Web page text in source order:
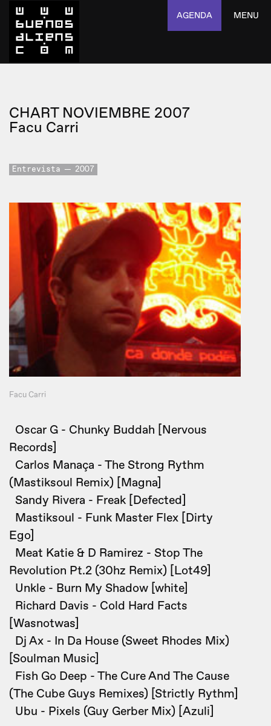
AGENDA MENU
CHART NOVIEMBRE 2007
Facu Carri
Entrevista 2007
Facu Carri
Oscar G - Chunky Buddah [Nervous
Records]
Carlos Manaça - The Strong Rythm
(Mastiksoul Remix) [Magna]
Sandy Rivera - Freak [Defected]
Mastiksoul - Funk Master Flex [Dirty
Ego]
Meat Katie & D Ramirez - Stop The
Revolution Pt.2 (30hz Remix) [Lot49]
Unkle - Burn My Shadow [white]
Richard Davis - Cold Hard Facts
[Wasnotwas]
Dj Ax - In Da House (Sweet Rhodes Mix)
[Soulman Music]
Fish Go Deep - The Cure And The Cause
(The Cube Guys Remixes) [Strictly Rythm]
Ubu - Pixels (Guy Gerber Mix) [Azuli]